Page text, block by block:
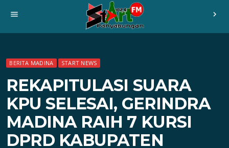
menu chevron_right
BERITA MADINA START NEWS
REKAPITULASI SUARA
KPU SELESAI, GERINDRA
MADINA RAIH 7 KURSI
DPRD KABUPATEN